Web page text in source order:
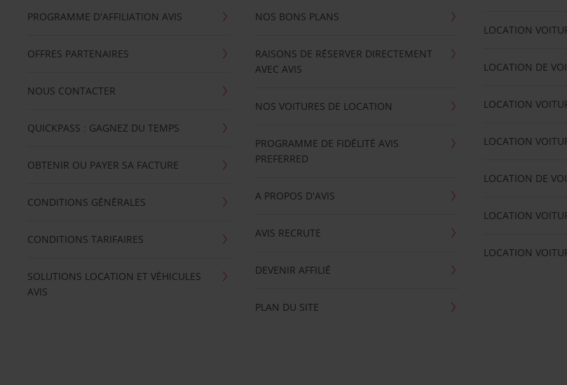
PROGRAMME D'AFFILIATION AVIS
OFFRES PARTENAIRES
NOUS CONTACTER
QUICKPASS : GAGNEZ DU TEMPS
OBTENIR OU PAYER SA FACTURE
CONDITIONS GÉNÉRALES
CONDITIONS TARIFAIRES
SOLUTIONS LOCATION ET VÉHICULES
AVIS
NOS BONS PLANS
RAISONS DE RÉSERVER DIRECTEMENT
AVEC AVIS
NOS VOITURES DE LOCATION
PROGRAMME DE FIDÉLITÉ AVIS
PREFERRED
A PROPOS D'AVIS
AVIS RECRUTE
DEVENIR AFFILIÉ
PLAN DU SITE
LOCATION
LOCATION DE
LOCATION
LOCATION
LOCATION DE
LOCATION
LOCATION